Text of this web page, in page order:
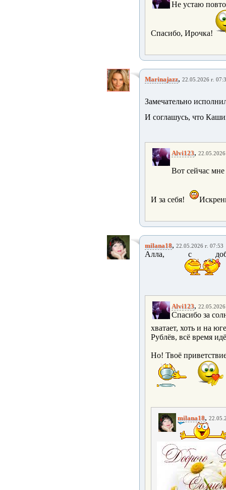
Не устаю
Спасибо, Ирочка!
Marinajazz, 22.05.2026 г.
Замечательно
И соглашусь, что
Alvi123,
Вот сейчас
И за себя!
milana18, 22.05.2026 г. 07:53
Алла, с
Alvi123,
Спасибо за
хватает, хоть и на
Рублёв, всё время
Но! Твоё
milana18,